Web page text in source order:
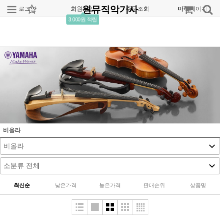
로그인 회원가입
3,000원 적립
주문조회 마이페이지
원뮤직악기사
비올라
최신순 낮은가격 높은가격 판매순위 상품명